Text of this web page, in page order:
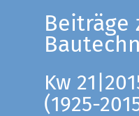
Beiträge
Kw
(1925-